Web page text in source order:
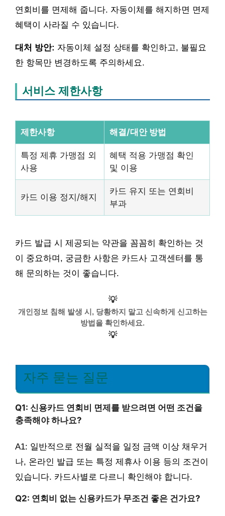
연회비를 면제해 줍니다. 자동이체를 해지하면 면제
혜택이 사라질 수 있습니다.
대처 방안: 자동이체 설정 상태를 확인하고, 불필요
한 항목만 변경하도록 주의하세요.
서비스 제한사항
제한사항 해결/대안 방법
특정 제휴 가맹점 외
사용
혜택 적용 가맹점 확인
및 이용
카드 이용 정지/해지
카드 유지 또는 연회비
부과
카드 발급 시 제공되는 약관을 꼼꼼히 확인하는 것
이 중요하며, 궁금한 사항은 카드사 고객센터를 통
해 문의하는 것이 좋습니다.
💡
개인정보 침해 발생 시, 당황하지 말고 신속하게 신고하는
방법을 확인하세요.
💡
자주 묻는 질문
Q1: 신용카드 연회비 면제를 받으려면 어떤 조건을
충족해야 하나요?
A1: 일반적으로 전월 실적을 일정 금액 이상 채우거
나, 온라인 발급 또는 특정 제휴사 이용 등의 조건이
있습니다. 카드사별로 다르니 확인해야 합니다.
Q2: 연회비 없는 신용카드가 무조건 좋은 건가요?